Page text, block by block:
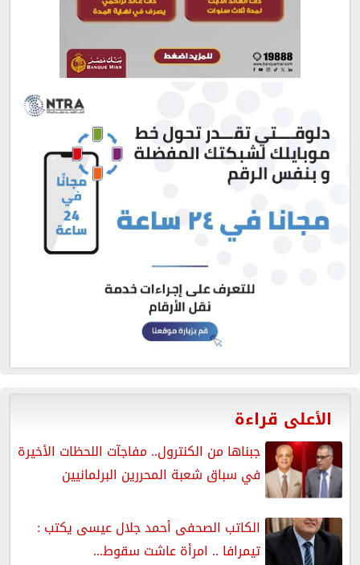
الأعلى قراءة
جبناها من الكنترول.. مفاجآت اللحظات الأخيرة
في سباق شعبة المحررين البرلمانيين
الكاتب الصحفى أحمد جلال عيسى يكتب :
تيمرافا .. امرأة عاشت سقوط...